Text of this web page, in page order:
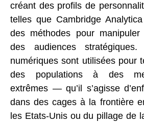
créant des profils de
telles que Cambridge
des méthodes pour
des audiences
numériques sont utilisées pour
des populations à des
extrêmes — qu’il s’agisse
dans des cages à la frontière
les Etats-Unis ou du pillage de